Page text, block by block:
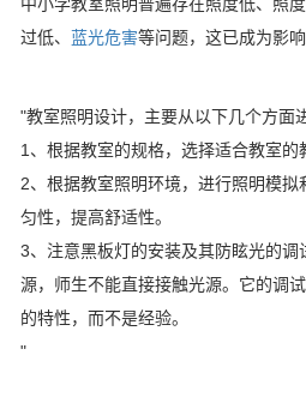
过低、 蓝光危害等问题，这已成为影
"教室照明设计，主要从以下几个方面
1、根据教室的规格，选择适合教室的
2、根据教室照明环境，进行照明模
匀性，提高舒适性。
3、注意黑板灯的安装及其防眩光的
源，师生不能直接接触光源。它的调
的特性，而不是经验。
"